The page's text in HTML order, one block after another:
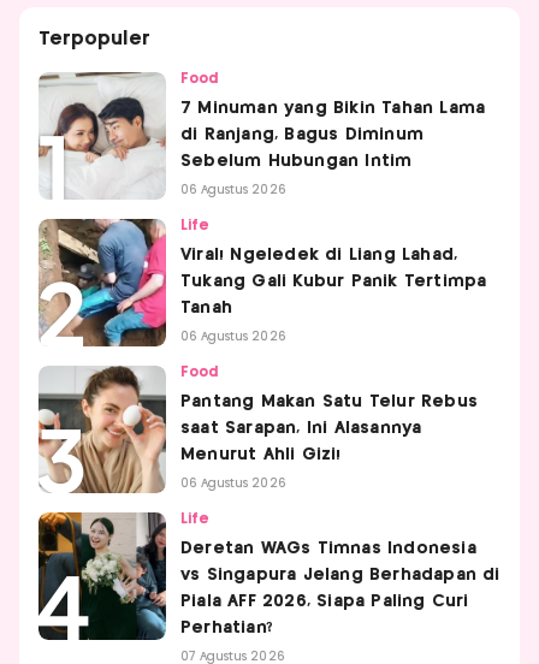
Terpopuler
Food
7 Minuman yang Bikin Tahan Lama
di Ranjang, Bagus Diminum
Sebelum Hubungan Intim
06 Agustus 2026
Life
Viral! Ngeledek di Liang Lahad,
Tukang Gali Kubur Panik Tertimpa
Tanah
06 Agustus 2026
Food
Pantang Makan Satu Telur Rebus
saat Sarapan, Ini Alasannya
Menurut Ahli Gizi!
06 Agustus 2026
Life
Deretan WAGs Timnas Indonesia
vs Singapura Jelang Berhadapan di
Piala AFF 2026, Siapa Paling Curi
Perhatian?
07 Agustus 2026